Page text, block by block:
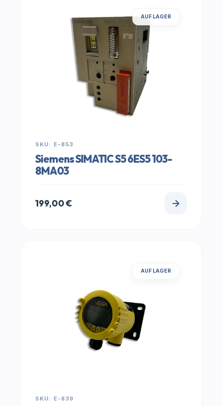
AUF LAGER
SKU: E-853
Siemens SIMATIC S5 6ES5 103-
8MA03
199,00€
AUF LAGER
SKU: E-839